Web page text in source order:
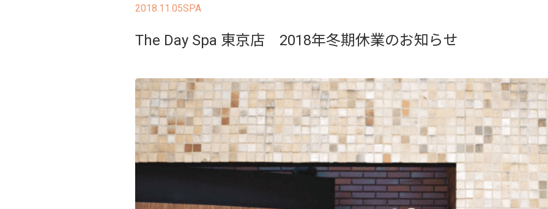
2018.11.05SPA
The Day Spa 東京店 2018年冬期休業のお知らせ